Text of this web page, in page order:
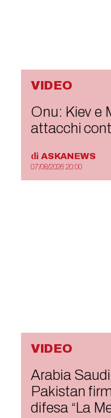
VIDEO
Onu: Kiev e
attacchi
di ASKANEWS
07/08/2026 20:00
VIDEO
Arabia
Pakistan
difesa “La